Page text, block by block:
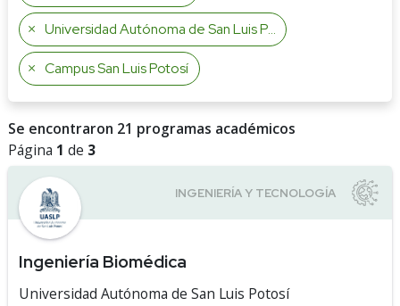
Universidad Autónoma de San Luis Potosí
Campus San Luis Potosí
Se encontraron 21 programas académicos
Página 1 de 3
Ingeniería Biomédica
Universidad Autónoma de San Luis Potosí